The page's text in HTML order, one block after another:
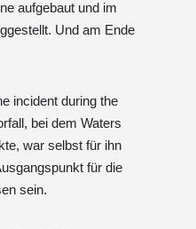
aufgebaut und im
Und am Ende
incident during the
bei dem Waters
war selbst für ihn
für die
sein.